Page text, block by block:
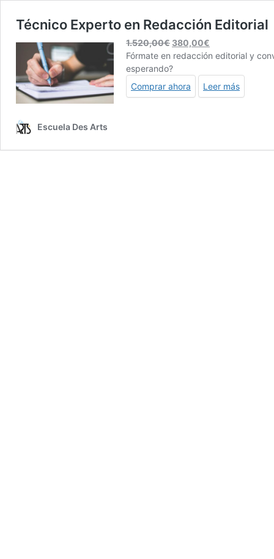
Técnico Experto en Redacción Editorial
1.520,00€ El
precio
original
era:
1.520,00€.
380,00€
precio
380,00€.
Fórmate en redacción editorial y
esperando?
Comprar ahora
Leer más
Escuela Des Arts